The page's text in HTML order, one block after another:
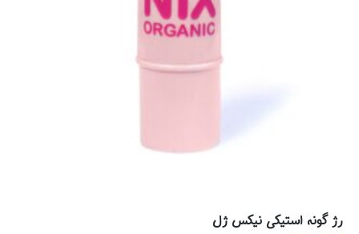
رژ گونه استیکی نیکس ژل